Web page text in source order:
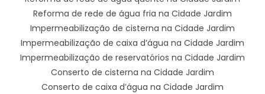
Reforma de rede de água fria na Cidade Jardim
Impermeabilização de cisterna na Cidade Jardim
Impermeabilização de caixa d’água na Cidade Jardim
Impermeabilização de reservatórios na Cidade Jardim
Conserto de cisterna na Cidade Jardim
Conserto de caixa d’água na Cidade Jardim